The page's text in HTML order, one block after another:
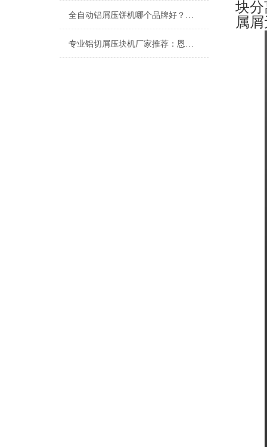
全自动铝屑压饼机哪个品牌好？深度解析恩派特的优势所在
专业铝切屑压块机厂家推荐：恩派特高效解决方案
块
属